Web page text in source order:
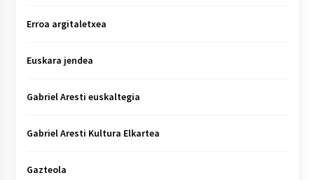
Erroa argitaletxea
Euskara jendea
Gabriel Aresti euskaltegia
Gabriel Aresti Kultura Elkartea
Gazteola